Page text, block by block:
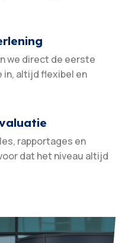
we direct de eerste
in, altijd flexibel en
rapportages en
dat het niveau altijd